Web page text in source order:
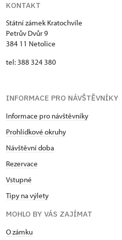
KONTAKT
Státní zámek Kratochvíle
Petrův Dvůr 9
384 11 Netolice
tel: 388 324 380
INFORMACE PRO NÁVŠTĚVNÍKY
Informace pro návštěvníky
Prohlídkové okruhy
Návštěvní doba
Rezervace
Vstupné
Tipy na výlety
MOHLO BY VÁS ZAJÍMAT
​​​​​​O zámku